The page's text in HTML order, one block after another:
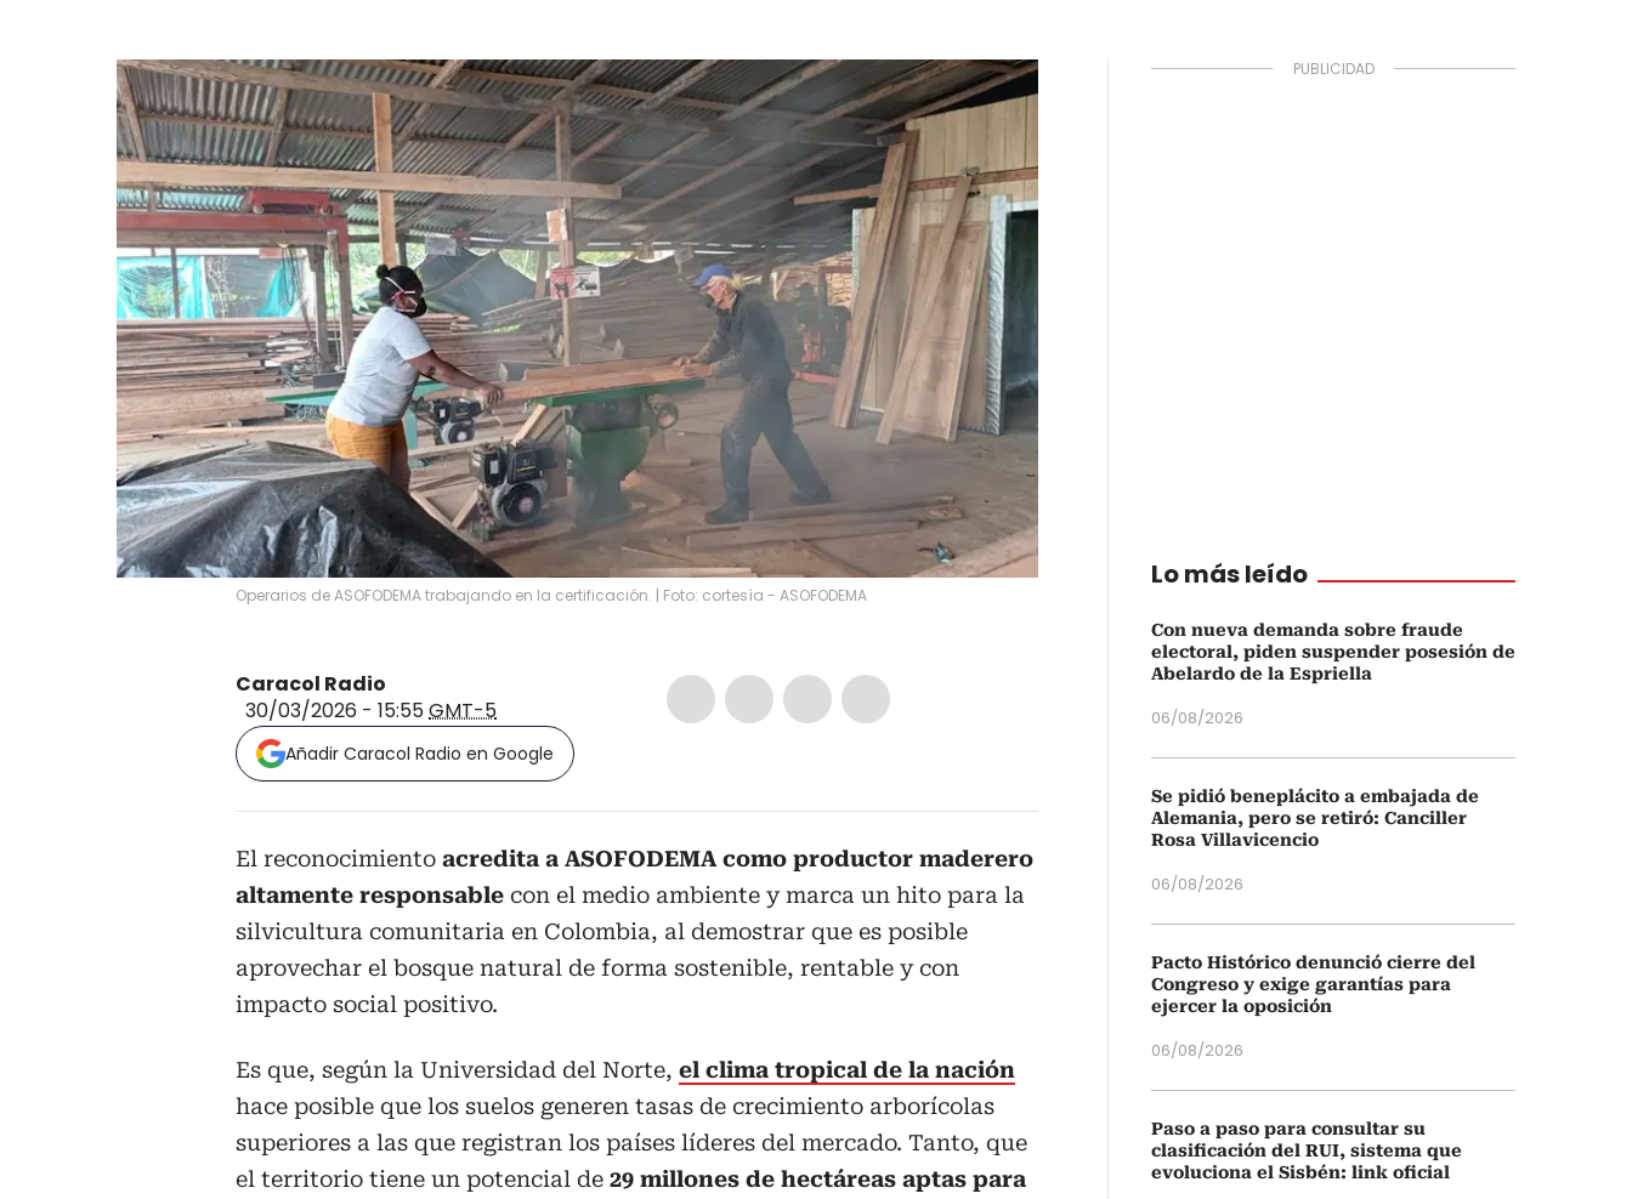
Operarios de ASOFODEMA trabajando en la certificación. | Foto: cortesía - ASOFODEMA
Caracol Radio
30/03/2026 - 15:55GMT-5
Añadir Caracol Radio en Google
El reconocimiento acredita a ASOFODEMA como productor maderero
altamente responsable con el medio ambiente y marca un hito para la
silvicultura comunitaria en Colombia, al demostrar que es posible
aprovechar el bosque natural de forma sostenible, rentable y con
impacto social positivo.
Es que, según la Universidad del Norte, el clima tropical de la nación
hace posible que los suelos generen tasas de crecimiento arborícolas
superiores a las que registran los países líderes del mercado. Tanto, que
el territorio tiene un potencial de 29 millones de hectáreas aptas para
Lo más leído
Con nueva demanda sobre fraude
electoral, piden suspender posesión de
Abelardo de la Espriella
06/08/2026
Se pidió beneplácito a embajada de
Alemania, pero se retiró: Canciller
Rosa Villavicencio
06/08/2026
Pacto Histórico denunció cierre del
Congreso y exige garantías para
ejercer la oposición
06/08/2026
Paso a paso para consultar su
clasificación del RUI, sistema que
evoluciona el Sisbén: link oficial